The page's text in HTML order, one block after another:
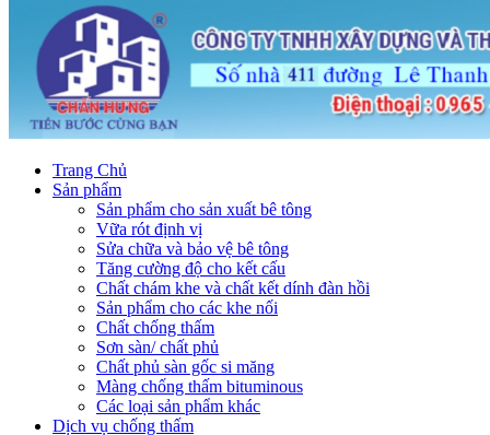
Trang Chủ
Sản phẩm
Sản phẩm cho sản xuất bê tông
Vữa rót định vị
Sửa chữa và bảo vệ bê tông
Tăng cường độ cho kết cấu
Chất chám khe và chất kết dính đàn hồi
Sản phẩm cho các khe nối
Chất chống thấm
Sơn sàn/ chất phủ
Chất phủ sàn gốc si măng
Màng chống thấm bituminous
Các loại sản phẩm khác
Dịch vụ chống thấm